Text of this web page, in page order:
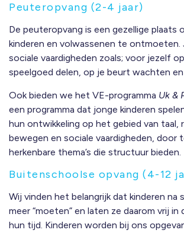
Peuteropvang (2-4 jaar)
De peuteropvang is een gezellige plaats
kinderen en volwassenen te ontmoeten.
sociale vaardigheden zoals; voor jezelf
speelgoed delen, op je beurt wachten en
Ook bieden we het VE-programma Uk &
een programma dat jonge kinderen
hun ontwikkeling op het gebied van taal,
bewegen en sociale vaardigheden, door
herkenbare thema’s die structuur bieden.
Buitenschoolse opvang (4-12
Wij vinden het belangrijk dat kinderen na
meer “moeten” en laten ze daarom vrij in
hun tijd. Kinderen worden bij ons